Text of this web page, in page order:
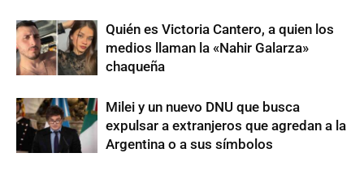
Quién es Victoria Cantero, a quien los
medios llaman la «Nahir Galarza»
chaqueña
Milei y un nuevo DNU que busca
expulsar a extranjeros que agredan a la
Argentina o a sus símbolos